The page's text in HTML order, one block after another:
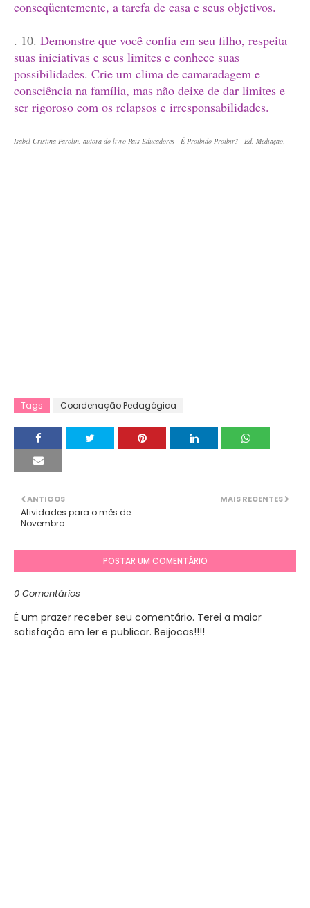
conseqüentemente, a tarefa de casa e seus objetivos.
. 10. Demonstre que você confia em seu filho, respeita
suas iniciativas e seus limites e conhece suas
possibilidades. Crie um clima de camaradagem e
consciência na família, mas não deixe de dar limites e
ser rigoroso com os relapsos e irresponsabilidades.
Isabel Cristina Parolin, autora do livro Pais Educadores - É Proibido Proibir? - Ed. Mediação
Tags Coordenação Pedagógica
MAIS RECENTES
ANTIGOS
Atividades para o mês de
Novembro
POSTAR UM COMENTÁRIO
0 Comentários
É um prazer receber seu comentário. Terei a maior
satisfação em ler e publicar. Beijocas!!!!